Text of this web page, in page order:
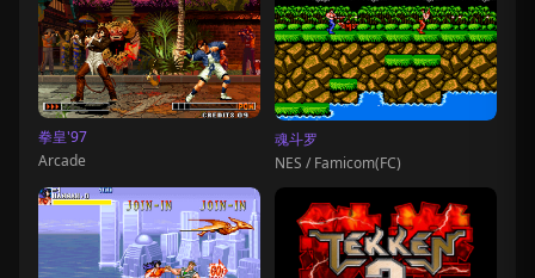
拳皇'97
Arcade
魂斗罗
NES / Famicom(FC)